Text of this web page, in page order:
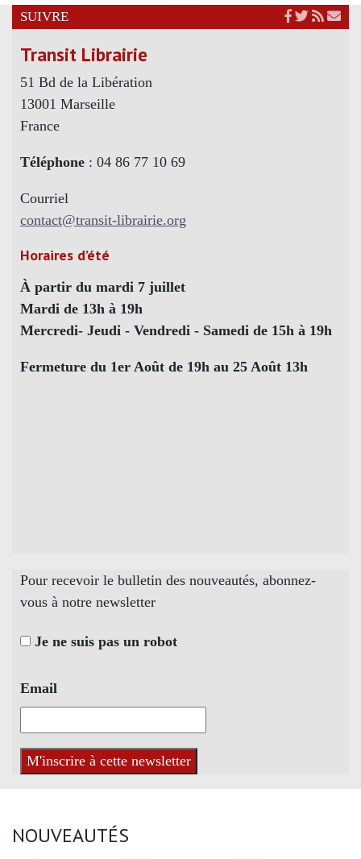
SUIVRE
Transit Librairie
51 Bd de la Libération
13001 Marseille
France
Téléphone : 04 86 77 10 69
Courriel
contact@transit-librairie.org
Horaires d’été
À partir du mardi 7 juillet
Mardi de 13h à 19h
Mercredi- Jeudi - Vendredi - Samedi de 15h à 19h
Fermeture du 1er Août de 19h au 25 Août 13h
Pour recevoir le bulletin des nouveautés, abonnez-
vous à notre newsletter
Je ne suis pas un robot
Email
NOUVEAUTÉS